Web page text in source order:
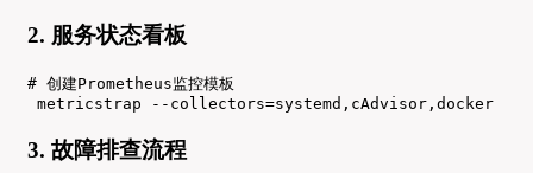
2. 服务状态看板
# 创建Prometheus监控模板
metricstrap --collectors=systemd,cAdvisor,docker
3. 故障排查流程